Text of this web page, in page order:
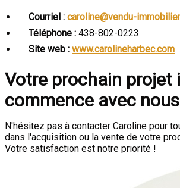
Courriel : caroline@vendu-
Téléphone : 438-802-0223
Site web : www.carolineharbec.com
Votre prochain projet
commence avec nous
N'hésitez pas à contacter Caroline pour
dans l'acquisition ou la vente de votre
Votre satisfaction est notre priorité !